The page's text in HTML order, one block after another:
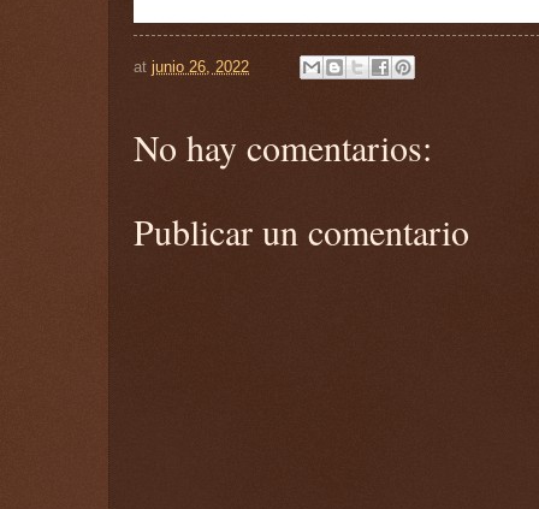
at junio 26, 2022
No hay comentarios:
Publicar un comentario